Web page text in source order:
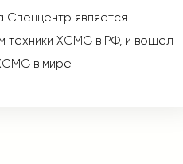
Спеццентр является
XCMG в РФ, и вошел
в мире.